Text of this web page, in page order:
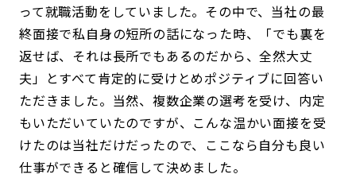
って就職活動をしていました。その中で、当社の最
終面接で私自身の短所の話になった時、「でも裏を
返せば、それは長所でもあるのだから、全然大丈
夫」とすべて肯定的に受けとめポジティブに回答い
ただきました。当然、複数企業の選考を受け、内定
もいただいていたのですが、こんな温かい面接を受
けたのは当社だけだったので、ここなら自分も良い
仕事ができると確信して決めました。